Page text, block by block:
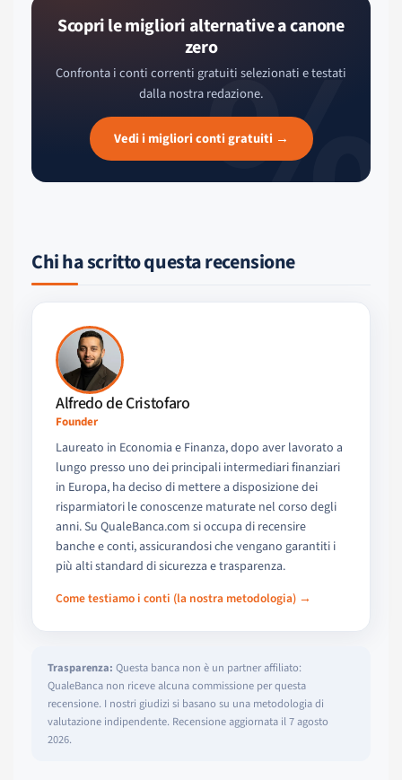
%
Scopri le migliori alternative a canone
zero
Confronta i conti correnti gratuiti selezionati e testati
dalla nostra redazione.
Vedi i migliori conti gratuiti →
Chi ha scritto questa recensione
Alfredo de Cristofaro
Founder
Laureato in Economia e Finanza, dopo aver lavorato a
lungo presso uno dei principali intermediari finanziari
in Europa, ha deciso di mettere a disposizione dei
risparmiatori le conoscenze maturate nel corso degli
anni. Su QualeBanca.com si occupa di recensire
banche e conti, assicurandosi che vengano garantiti i
più alti standard di sicurezza e trasparenza.
Come testiamo i conti (la nostra metodologia) →
Trasparenza: Questa banca non è un partner affiliato:
QualeBanca non riceve alcuna commissione per questa
recensione. I nostri giudizi si basano su una metodologia di
valutazione indipendente. Recensione aggiornata il 7 agosto
2026.